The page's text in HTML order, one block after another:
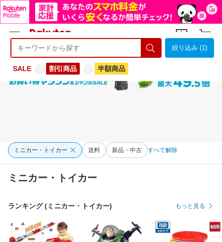
ようこそ 楽天市場へ ログイン
絞り込み (1)
SALE 割引商品 半額商品
ミニカー・トイカー 送料 新品・中古 すべて解除
ミニカー・トイカー
ランキング (ミニカー・トイカー) もっと見る